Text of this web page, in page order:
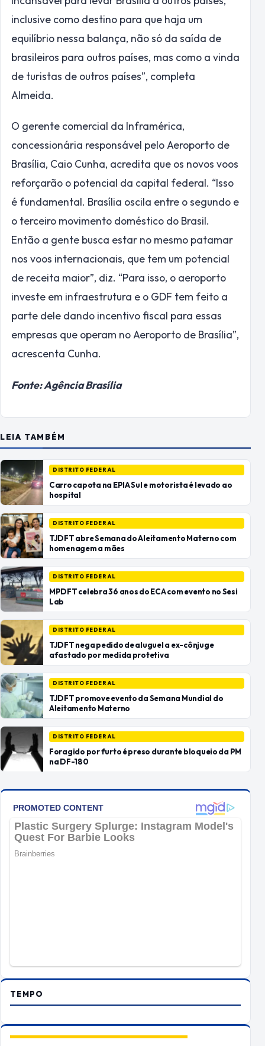
inclusive como destino para que haja um
equilíbrio nessa balança, não só da saída de
brasileiros para outros países, mas como a vinda
de turistas de outros países”, completa
Almeida.
O gerente comercial da Inframérica,
concessionária responsável pelo Aeroporto de
Brasília, Caio Cunha, acredita que os novos voos
reforçarão o potencial da capital federal. “Isso
é fundamental. Brasília oscila entre o segundo e
o terceiro movimento doméstico do Brasil.
Então a gente busca estar no mesmo patamar
nos voos internacionais, que tem um potencial
de receita maior”, diz. “Para isso, o aeroporto
investe em infraestrutura e o GDF tem feito a
parte dele dando incentivo fiscal para essas
empresas que operam no Aeroporto de Brasília”,
acrescenta Cunha.
Fonte: Agência Brasília
LEIA TAMBÉM
DISTRITO FEDERAL
Carro capota na EPIA Sul e motorista é levado ao
hospital
DISTRITO FEDERAL
TJDFT abre Semana do Aleitamento Materno com
homenagem a mães
DISTRITO FEDERAL
MPDFT celebra 36 anos do ECA com evento no Sesi
Lab
DISTRITO FEDERAL
TJDFT nega pedido de aluguel a ex-cônjuge
afastado por medida protetiva
DISTRITO FEDERAL
TJDFT promove evento da Semana Mundial do
Aleitamento Materno
DISTRITO FEDERAL
Foragido por furto é preso durante bloqueio da PM
na DF-180
TEMPO